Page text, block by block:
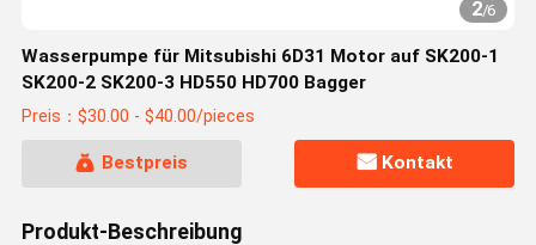
2/6
Wasserpumpe für Mitsubishi 6D31 Motor auf SK200-1
SK200-2 SK200-3 HD550 HD700 Bagger
Preis：$30.00 - $40.00/pieces
Bestpreis Kontakt
Produkt-Beschreibung